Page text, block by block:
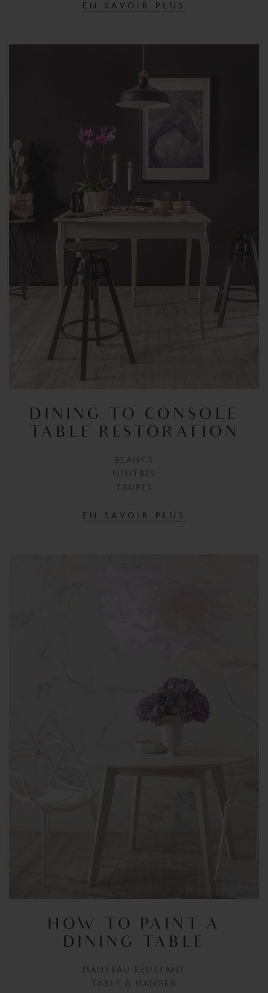
EN SAVOIR PLUS
DINING TO CONSOLE
TABLE RESTORATION
BLANCS
NEUTRES
TAUPES
EN SAVOIR PLUS
HOW TO PAINT A
DINING TABLE
MANTEAU RÉSISTANT
TABLE À MANGER